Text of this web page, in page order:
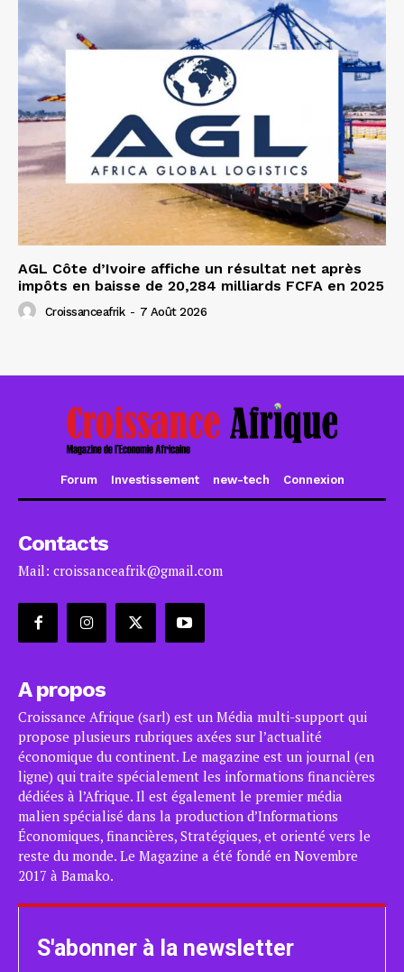
AGL Côte d’Ivoire affiche un résultat net après
impôts en baisse de 20,284 milliards FCFA en 2025
Croissanceafrik - 7 Août 2026
Forum Investissement new-tech Connexion
Contacts
Mail: croissanceafrik@gmail.com
A propos
Croissance Afrique (sarl) est un Média multi-support qui
propose plusieurs rubriques axées sur l’actualité
économique du continent. Le magazine est un journal (en
ligne) qui traite spécialement les informations financières
dédiées à l’Afrique. Il est également le premier média
malien spécialisé dans la production d’Informations
Économiques, financières, Stratégiques, et orienté vers le
reste du monde. Le Magazine a été fondé en Novembre
2017 à Bamako.
S'abonner à la newsletter